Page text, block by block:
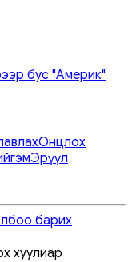
бус "Америк"
Онцлох
Эрүүл
барих
хуулиар